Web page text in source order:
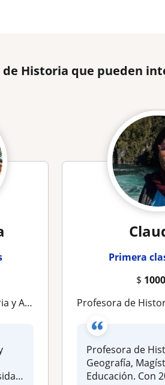
Historia que pueden
Media
Primera
$
Profesora de Historia,
Profesora de
Geografía,
Educación. Con